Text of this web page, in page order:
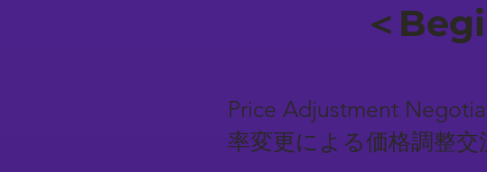
＜
Price Adjustment
率変更による価格調整交